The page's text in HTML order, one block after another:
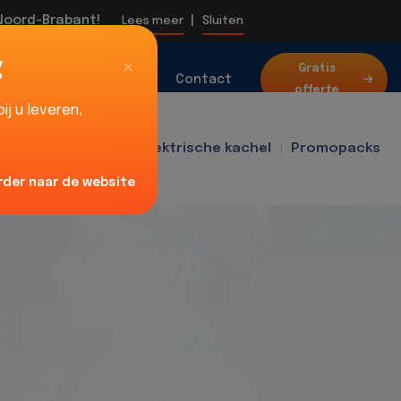
Brabant! Lees meer Sluiten
Contact
Gratis
offerte
Elektrische kachel Promopacks
u leveren,
naar de website